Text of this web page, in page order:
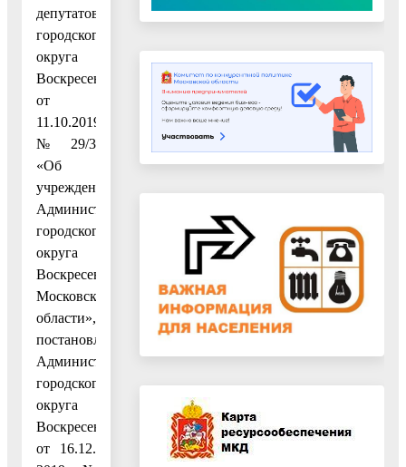
депутатов
городского
округа
Воскресенск
от
11.10.2019
№ 29/3
«Об
учреждении
Администрации
городского
округа
Воскресенск
Московской
области»,
постановлением
Администрации
городского
округа
Воскресенск
от 16.12.